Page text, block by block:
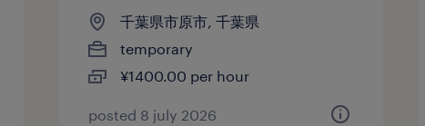
千葉県市原市, 千葉県
temporary
¥1400.00 per hour
posted 8 july 2026